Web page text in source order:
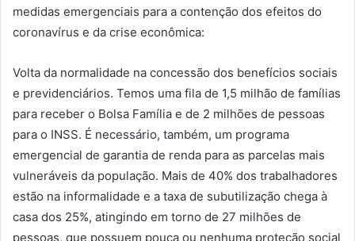
medidas emergenciais para a contenção dos efeitos do
coronavírus e da crise econômica:
Volta da normalidade na concessão dos benefícios sociais
e previdenciários. Temos uma fila de 1,5 milhão de famílias
para receber o Bolsa Família e de 2 milhões de pessoas
para o INSS. É necessário, também, um programa
emergencial de garantia de renda para as parcelas mais
vulneráveis da população. Mais de 40% dos trabalhadores
estão na informalidade e a taxa de subutilização chega à
casa dos 25%, atingindo em torno de 27 milhões de
pessoas, que possuem pouca ou nenhuma proteção social